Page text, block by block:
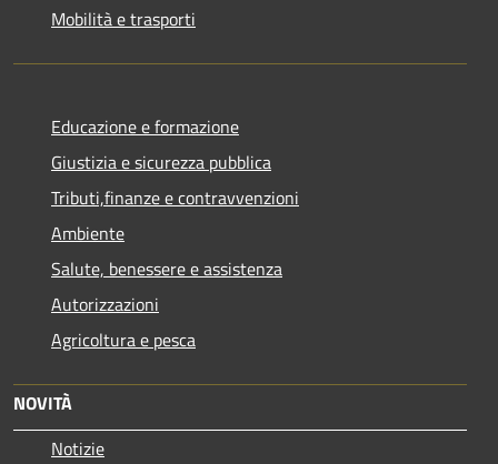
Mobilità e trasporti
Educazione e formazione
Giustizia e sicurezza pubblica
Tributi,finanze e contravvenzioni
Ambiente
Salute, benessere e assistenza
Autorizzazioni
Agricoltura e pesca
NOVITÀ
Notizie